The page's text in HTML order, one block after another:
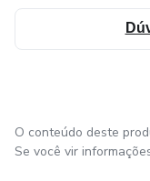
O conteúdo deste
Se você vir